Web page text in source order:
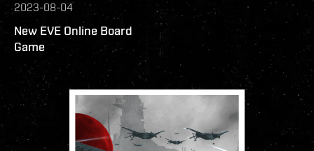
2023-08-04
New EVE Online Board
Game